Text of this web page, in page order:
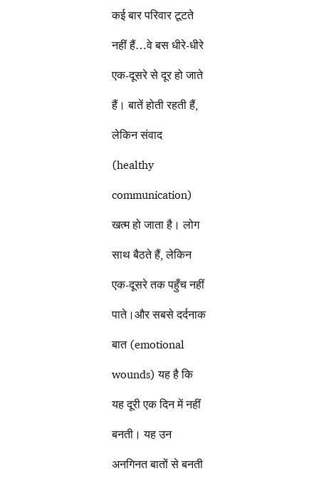
कई बार परिवार टूटते
नहीं हैं…वे बस धीरे-धीरे
एक-दूसरे से दूर हो जाते
हैं। बातें होती रहती हैं,
लेकिन संवाद
(healthy
communication)
खत्म हो जाता है। लोग
साथ बैठते हैं, लेकिन
एक-दूसरे तक पहुँच नहीं
पाते।और सबसे दर्दनाक
बात (emotional
wounds) यह है कि
यह दूरी एक दिन में नहीं
बनती। यह उन
अनगिनत बातों से बनती